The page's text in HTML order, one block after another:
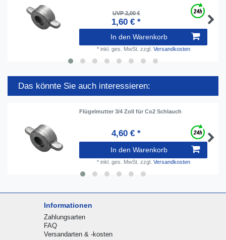
UVP 2,00 €
1,60 € *
In den Warenkorb
* inkl. ges. MwSt. zzgl. Versandkosten
Das könnte Sie auch interessieren:
Flügelmutter 3/4 Zoll für Co2 Schlauch
4,60 € *
In den Warenkorb
* inkl. ges. MwSt. zzgl. Versandkosten
Informationen
Zahlungsarten
FAQ
Versandarten & -kosten